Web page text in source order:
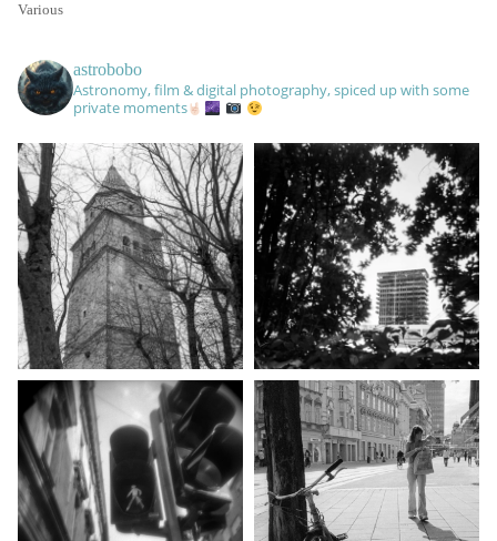
Various
astrobobo
Astronomy, film & digital photography, spiced up with some
private moments